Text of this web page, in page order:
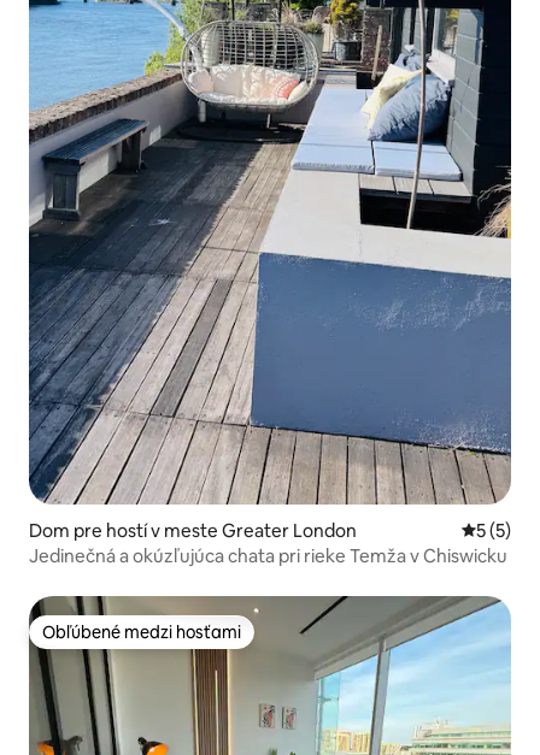
Dom pre hostí v meste Greater London
5 (5)
Jedinečná a okúzľujúca chata pri rieke Temža v Chiswicku
Obľúbené medzi hosťami
Obľúbené medzi hosťami